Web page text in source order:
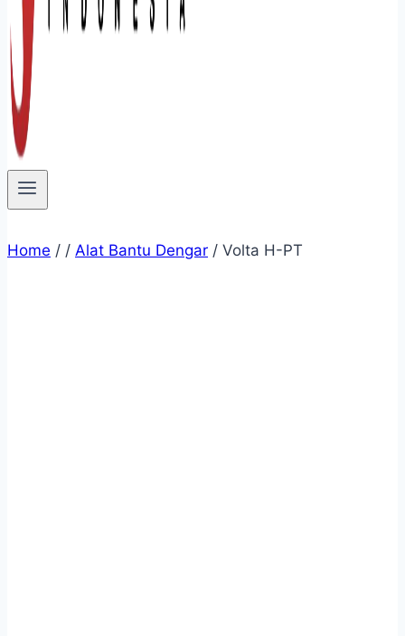
Home / / Alat Bantu Dengar / Volta H-PT